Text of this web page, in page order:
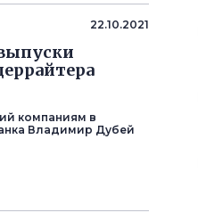
22.10.2021
компаниям в
Владимир Дубей